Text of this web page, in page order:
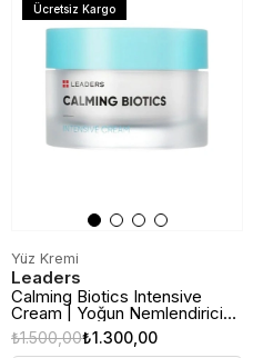
Yüz Kremi
Leaders
Calming Biotics Intensive
Cream | Yoğun Nemlendirici
ve Cilt Bariyeri Onarıcı Yüz
Kremi | 50ml₺1.300,00
₺1.500,00
Ücretsiz Kargo